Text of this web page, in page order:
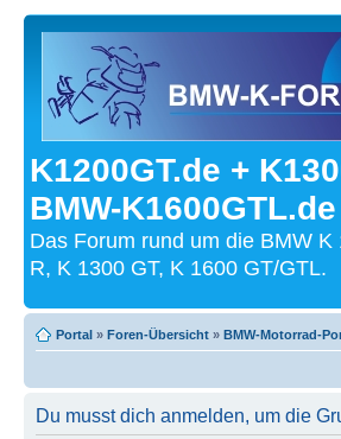
K1200GT.de +
BMW-K1600GTL.de
Das Forum rund um die BMW
R, K 1300 GT, K 1600 GT/GTL.
Portal » Foren-Übersicht » BMW-Motorrad-
Du musst dich anmelden, um die